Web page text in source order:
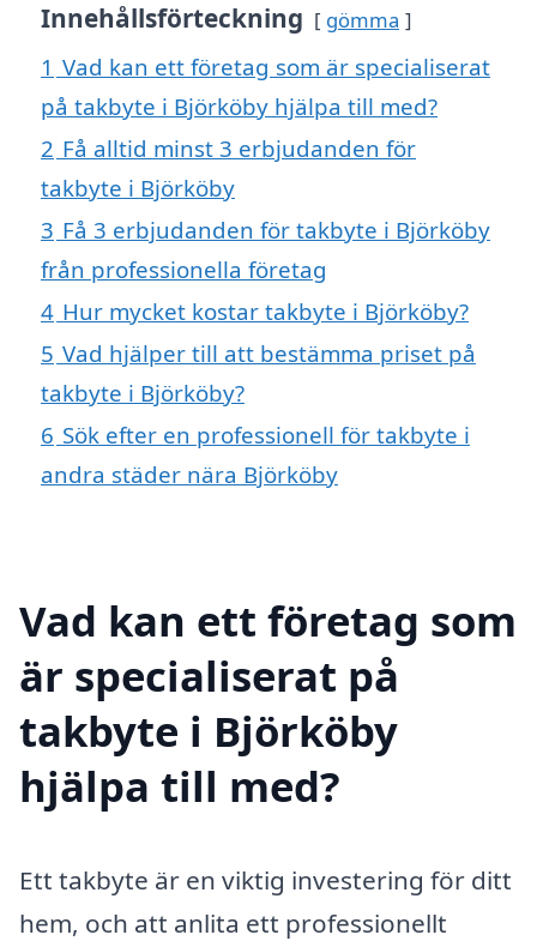
Innehållsförteckning gömma
1 Vad kan ett företag som är specialiserat
på takbyte i Björköby hjälpa till med?
2 Få alltid minst 3 erbjudanden för
takbyte i Björköby
3 Få 3 erbjudanden för takbyte i Björköby
från professionella företag
4 Hur mycket kostar takbyte i Björköby?
5 Vad hjälper till att bestämma priset på
takbyte i Björköby?
6 Sök efter en professionell för takbyte i
andra städer nära Björköby
Vad kan ett företag som
är specialiserat på
takbyte i Björköby
hjälpa till med?
Ett takbyte är en viktig investering för ditt
hem, och att anlita ett professionellt